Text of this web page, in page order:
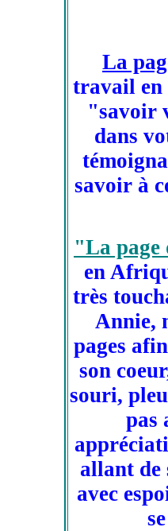
La
travail en
"savoir
dans
savoir à
"La page
en
très
Annie,
pages
son
souri,
pas
allant de
avec